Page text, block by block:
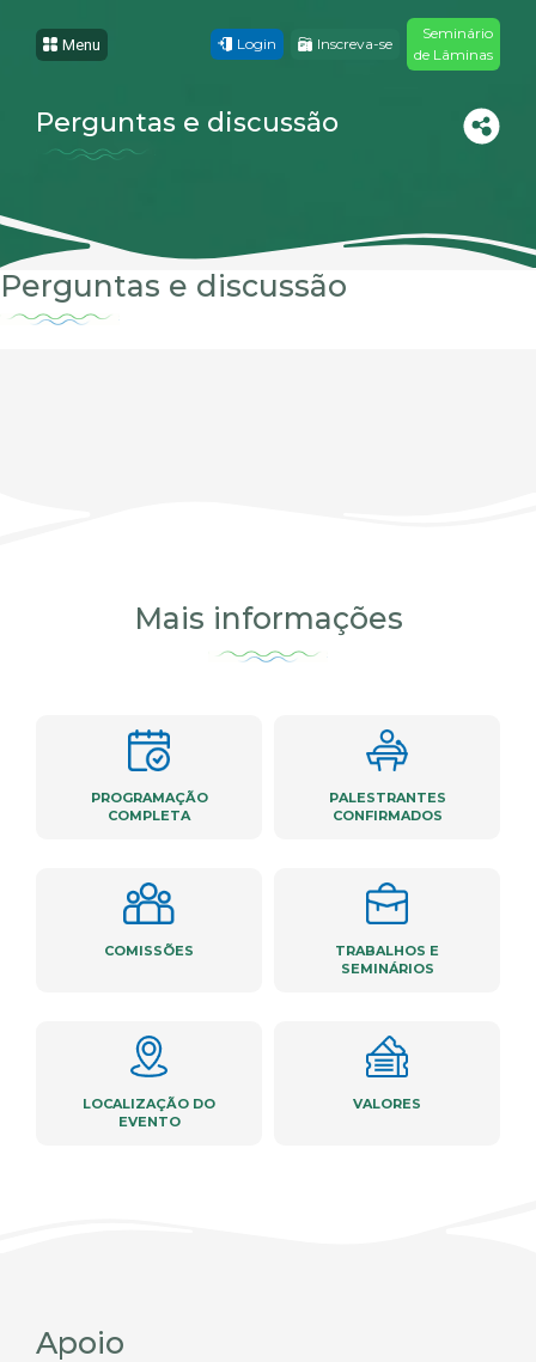
Perguntas e discussão
Menu Login Inscreva-se
Seminário
de Lâminas
Perguntas e discussão
Mais informações
PROGRAMAÇÃO
COMPLETA
PALESTRANTES
CONFIRMADOS
COMISSÕES
TRABALHOS E
SEMINÁRIOS
LOCALIZAÇÃO DO
EVENTO
VALORES
Apoio